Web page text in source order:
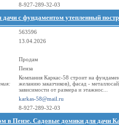
8-927-289-32-03
с фундаментом утепленный
563596
13.04.2026
Продам
Пенза
Компания Каркас-58 строит на
желанию заказчиков), фасад -
зависимости от размера и этажнос...
karkas-58@mail.ru
8-927-289-32-03
в Пензе. Садовые домики для дачи